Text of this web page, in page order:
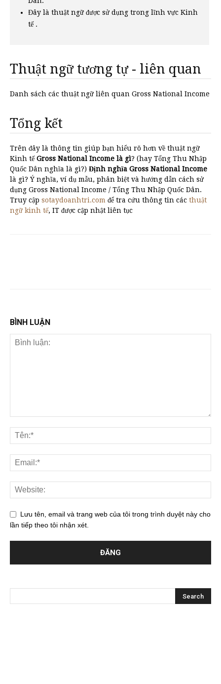
Đây là thuật ngữ được sử dụng trong lĩnh vực Kinh
tế .
Thuật ngữ tương tự - liên quan
Danh sách các thuật ngữ liên quan Gross National Income
Tổng kết
Trên đây là thông tin giúp bạn hiểu rõ hơn về thuật ngữ
Kinh tếGross National Income là gì? (hay Tổng Thu Nhập
Quốc Dân nghĩa là gì?) Định nghĩa Gross National Income
là gì? Ý nghĩa, ví dụ mẫu, phân biệt và hướng dẫn cách sử
dụng Gross National Income / Tổng Thu Nhập Quốc Dân.
Truy cập sotaydoanhtri.com để tra cứu thông tin các thuật
ngữ kinh tế, IT được cập nhật liên tục
BÌNH LUẬN
Lưu tên, email và trang web của tôi trong trình duyệt này cho
lần tiếp theo tôi nhận xét.